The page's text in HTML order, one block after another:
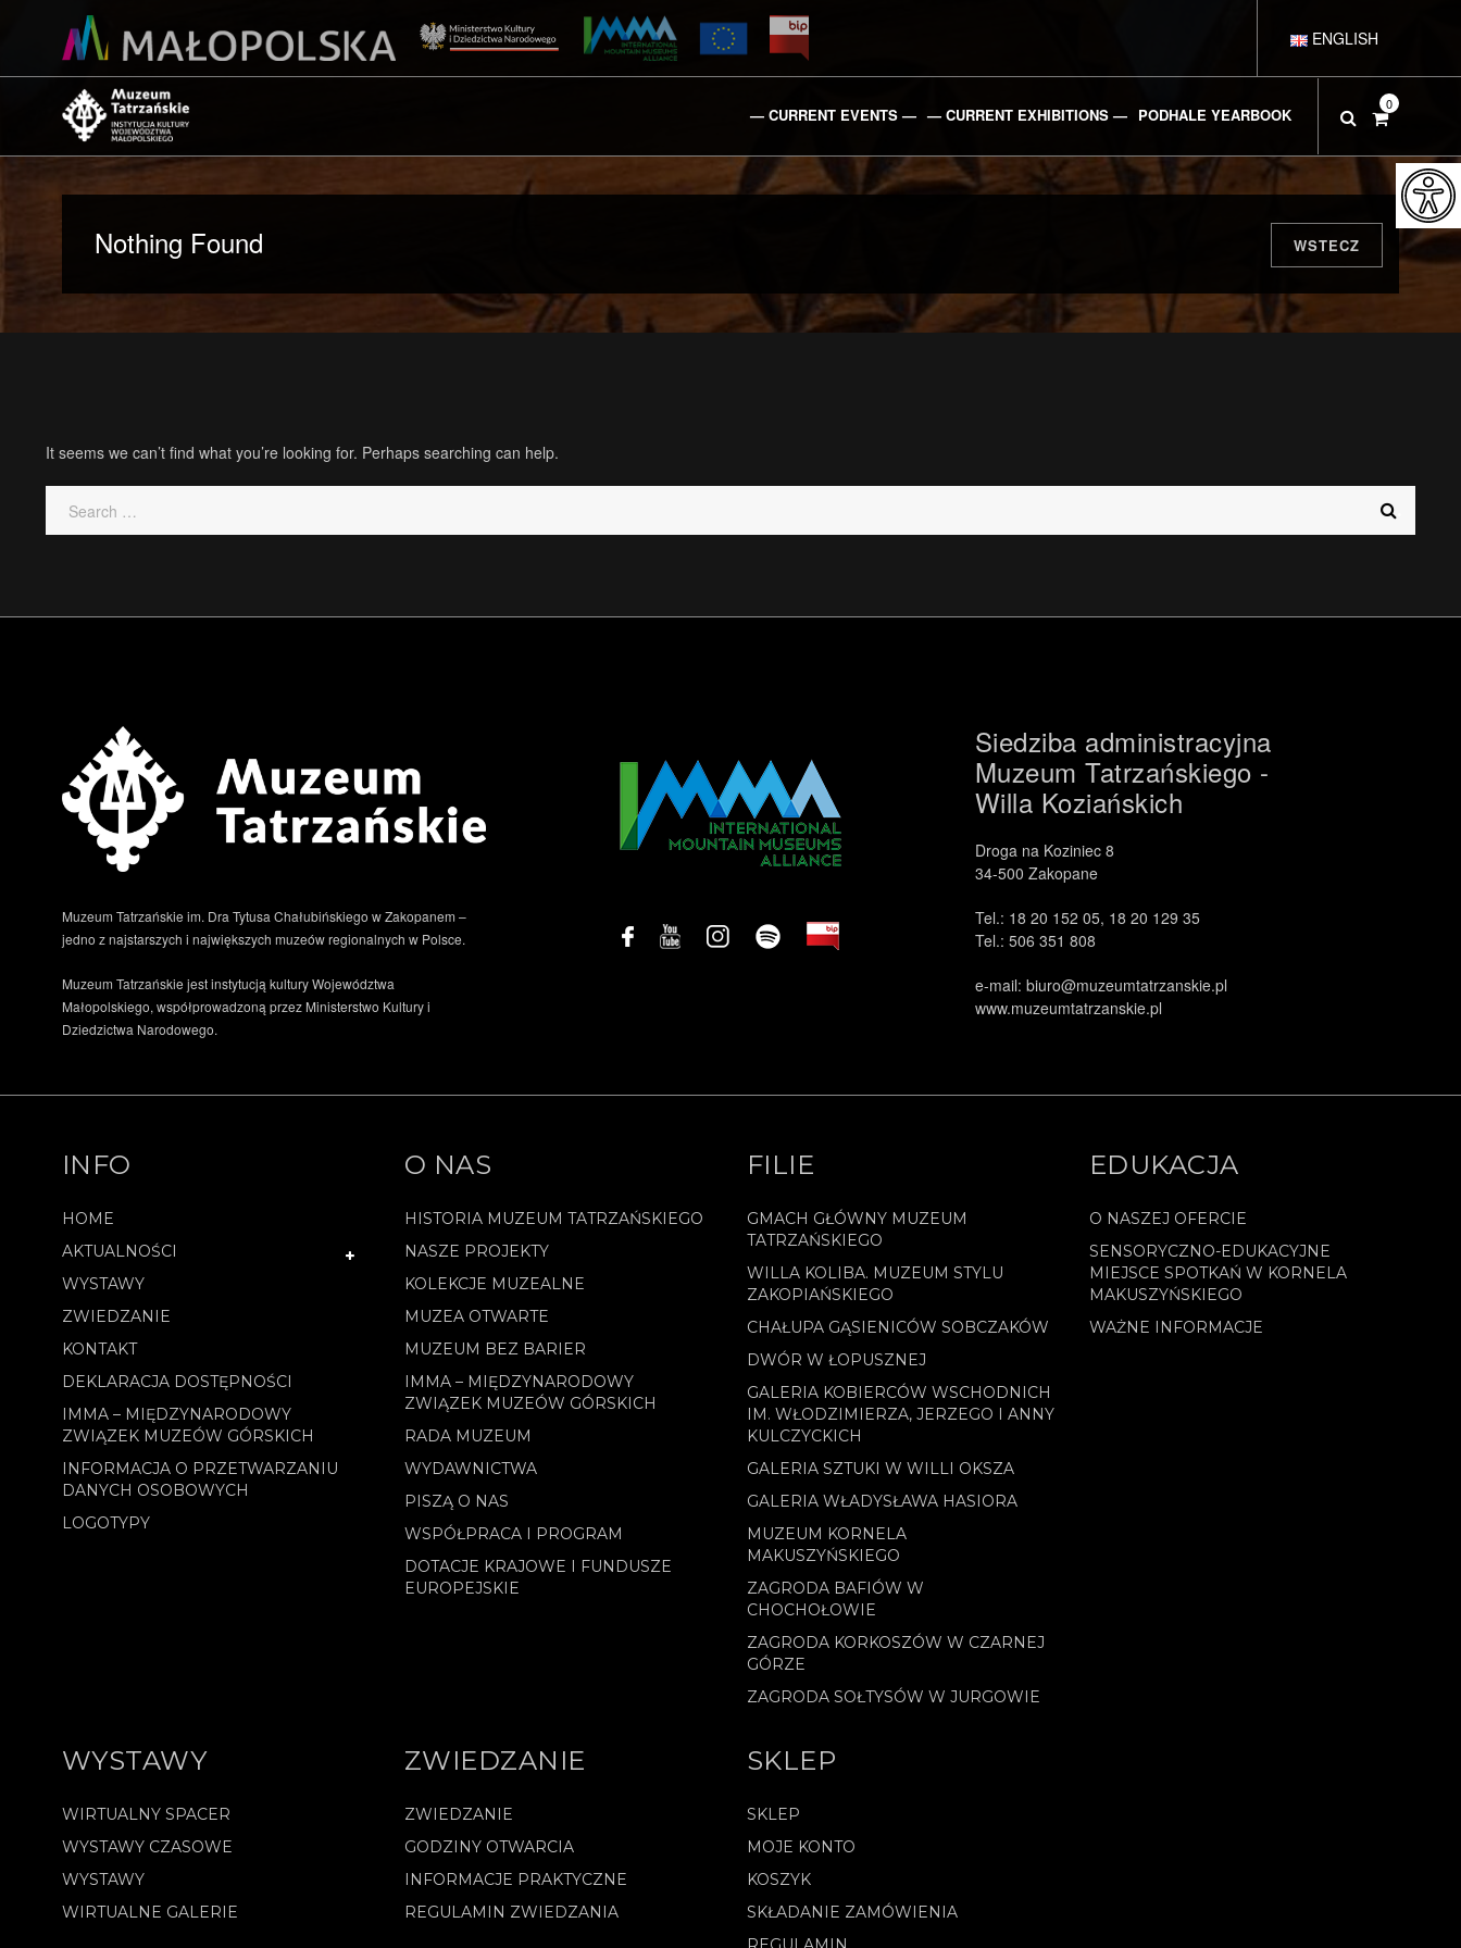
DEUTSCH
ENGLISH
ESPAÑOL
— CURRENT EVENTS — — CURRENT EXHIBITIONS — PODHALE YEARBOOK
0
Nothing Found WSTECZ
It seems we can’t find what you’re looking for. Perhaps searching can help.
Muzeum Tatrzańskie im. Dra Tytusa Chałubińskiego w Zakopanem –
jedno z najstarszych i największych muzeów regionalnych w Polsce.
Muzeum Tatrzańskie jest instytucją kultury Województwa
Małopolskiego, współprowadzoną przez Ministerstwo Kultury i
Dziedzictwa Narodowego.
Siedziba administracyjna
Muzeum Tatrzańskiego -
Willa Koziańskich
Droga na Koziniec 8
34-500 Zakopane
Tel.: 18 20 152 05, 18 20 129 35
Tel.: 506 351 808
e-mail: biuro@muzeumtatrzanskie.pl
www.muzeumtatrzanskie.pl
INFO
HOME
AKTUALNOŚCI
WYSTAWY
ZWIEDZANIE
KONTAKT
DEKLARACJA DOSTĘPNOŚCI
IMMA – MIĘDZYNARODOWY
ZWIĄZEK MUZEÓW GÓRSKICH
INFORMACJA O PRZETWARZANIU
DANYCH OSOBOWYCH
LOGOTYPY
O NAS
HISTORIA MUZEUM TATRZAŃSKIEGO
NASZE PROJEKTY
KOLEKCJE MUZEALNE
MUZEA OTWARTE
MUZEUM BEZ BARIER
IMMA – MIĘDZYNARODOWY
ZWIĄZEK MUZEÓW GÓRSKICH
RADA MUZEUM
WYDAWNICTWA
PISZĄ O NAS
WSPÓŁPRACA I PROGRAM
DOTACJE KRAJOWE I FUNDUSZE
EUROPEJSKIE
FILIE
GMACH GŁÓWNY MUZEUM
TATRZAŃSKIEGO
WILLA KOLIBA. MUZEUM STYLU
ZAKOPIAŃSKIEGO
CHAŁUPA GĄSIENICÓW SOBCZAKÓW
DWÓR W ŁOPUSZNEJ
GALERIA KOBIERCÓW WSCHODNICH
IM. WŁODZIMIERZA, JERZEGO I ANNY
KULCZYCKICH
GALERIA SZTUKI W WILLI OKSZA
GALERIA WŁADYSŁAWA HASIORA
MUZEUM KORNELA
MAKUSZYŃSKIEGO
ZAGRODA BAFIÓW W
CHOCHOŁOWIE
ZAGRODA KORKOSZÓW W CZARNEJ
GÓRZE
ZAGRODA SOŁTYSÓW W JURGOWIE
EDUKACJA
O NASZEJ OFERCIE
SENSORYCZNO-EDUKACYJNE
MIEJSCE SPOTKAŃ W KORNELA
MAKUSZYŃSKIEGO
WAŻNE INFORMACJE
WYSTAWY
WIRTUALNY SPACER
WYSTAWY CZASOWE
WYSTAWY
WIRTUALNE GALERIE
ZWIEDZANIE
ZWIEDZANIE
GODZINY OTWARCIA
INFORMACJE PRAKTYCZNE
REGULAMIN ZWIEDZANIA
SKLEP
SKLEP
MOJE KONTO
KOSZYK
SKŁADANIE ZAMÓWIENIA